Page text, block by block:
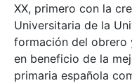
XX, primero con la
Universitaria de la
formación del obrero
en beneficio de la
primaria española